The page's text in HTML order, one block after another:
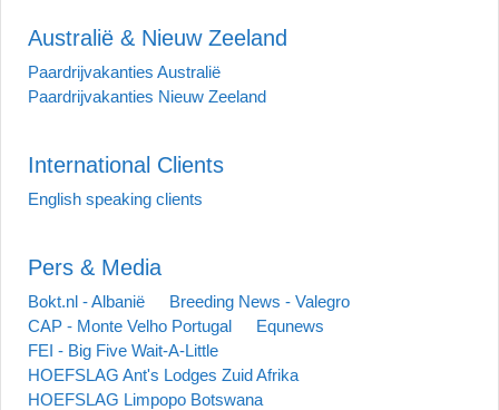
Australië & Nieuw Zeeland
Paardrijvakanties Australië
Paardrijvakanties Nieuw Zeeland
International Clients
English speaking clients
Pers & Media
Bokt.nl - Albanië
Breeding News - Valegro
CAP - Monte Velho Portugal
Equnews
FEI - Big Five Wait-A-Little
HOEFSLAG Ant's Lodges Zuid Afrika
HOEFSLAG Limpopo Botswana